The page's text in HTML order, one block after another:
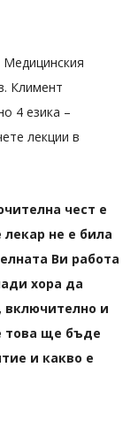
Климент
4 езика –
лекции в
чест е
не е била
Ви работа
хора да
включително и
това ще бъде
и какво е